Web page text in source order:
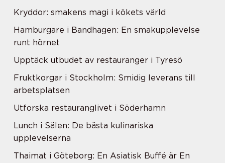
Kryddor: smakens magi i kökets värld
Hamburgare i Bandhagen: En smakupplevelse
runt hörnet
Upptäck utbudet av restauranger i Tyresö
Fruktkorgar i Stockholm: Smidig leverans till
arbetsplatsen
Utforska restauranglivet i Söderhamn
Lunch i Sälen: De bästa kulinariska
upplevelserna
Thaimat i Göteborg: En Asiatisk Buffé är En